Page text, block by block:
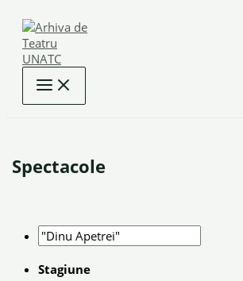
content
Spectacole
Stagiune